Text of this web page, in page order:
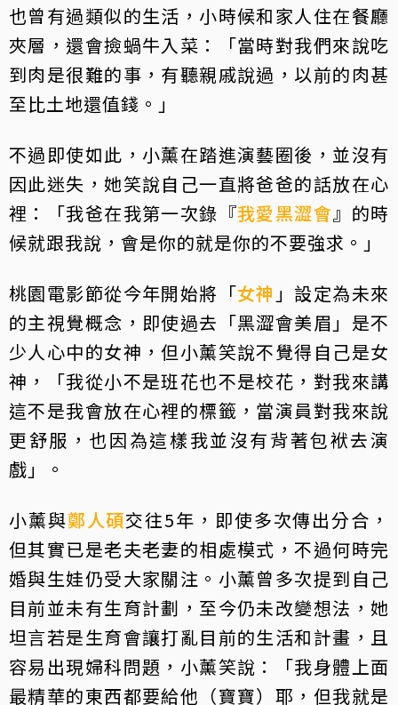
也曾有過類似的生活，小時候和家人住在餐廳
夾層，還會撿蝸牛入菜：「當時對我們來說吃
到肉是很難的事，有聽親戚說過，以前的肉甚
至比土地還值錢。」
不過即使如此，小薰在踏進演藝圈後，並沒有
因此迷失，她笑說自己一直將爸爸的話放在心
裡：「我爸在我第一次錄『我愛黑澀會』的時
候就跟我說，會是你的就是你的不要強求。」
桃園電影節從今年開始將「女神 」設定為未來
的主視覺概念，即使過去「黑澀會美眉」是不
少人心中的女神，但小薰笑說不覺得自己是女
神，「我從小不是班花也不是校花，對我來講
這不是我會放在心裡的標籤，當演員對我來說
更舒服，也因為這樣我並沒有背著包袱去演
戲」。
小薰與鄭人碩交往5年，即使多次傳出分合，
但其實已是老夫老妻的相處模式，不過何時完
婚與生娃仍受大家關注。小薰曾多次提到自己
目前並未有生育計劃，至今仍未改變想法，她
坦言若是生育會讓打亂目前的生活和計畫，且
容易出現婦科問題，小薰笑說：「我身體上面
最精華的東西都要給他（寶寶）耶，但我就是